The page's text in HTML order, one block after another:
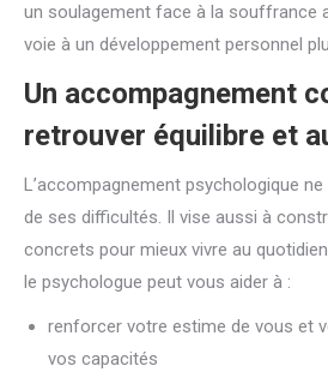
un soulagement face à la souffrance
voie à un développement personnel
Un accompagnement
retrouver équilibre et
L’accompagnement psychologique
de ses difficultés. Il vise aussi à
concrets pour mieux vivre au
le psychologue peut vous aider à :
renforcer votre estime de vous et
vos capacités